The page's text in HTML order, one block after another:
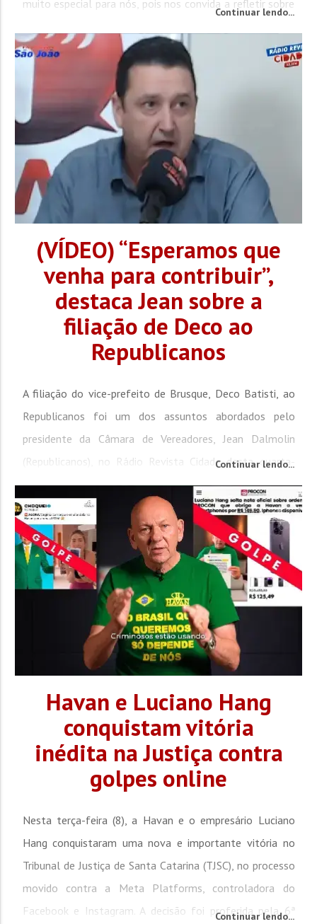
muito especial para nós, pois nos convida a refletir sobre
Ressurreição”, explica o...
Continuar lendo...
(VÍDEO) “Esperamos que
venha para contribuir”,
destaca Jean sobre a
filiação de Deco ao
Republicanos
A filiação do vice-prefeito de Brusque, Deco Batisti, ao
Republicanos foi um dos assuntos abordados pelo
presidente da Câmara de Vereadores, Jean Dalmolin
(Republicanos), no Rádio Revista Cidade desta quarta-
feira (9). O parlamentar falou que Deco, que até então
integrava o Partido Liberal (PL), é muito bem-vindo ao
partido e que a intenção é definir os nomes que serão
indicados para concorrer a deputados, estadual e...
Continuar lendo...
Havan e Luciano Hang
conquistam vitória
inédita na Justiça contra
golpes online
Nesta terça-feira (8), a Havan e o empresário Luciano
Hang conquistaram uma nova e importante vitória no
Tribunal de Justiça de Santa Catarina (TJSC), no processo
movido contra a Meta Platforms, controladora do
Facebook e Instagram. A decisão foi proferida pela 6ª
Continuar lendo...